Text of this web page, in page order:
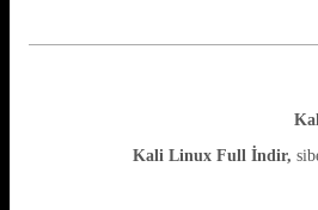
Kali Linux Full İndir,